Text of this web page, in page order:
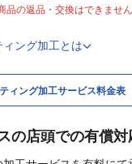
品の返品・交換はできません
ング加工とは
ィング加工サービス料金表
の店頭での有償対